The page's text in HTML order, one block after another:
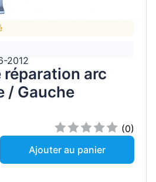
2012
réparation arc
/ Gauche
(0)
Ajouter au panier